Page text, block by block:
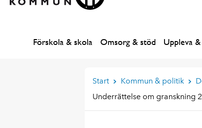
Förskola & skola Omsorg & stöd Uppleva
Start Kommun & politik
Underrättelse om granskning 2